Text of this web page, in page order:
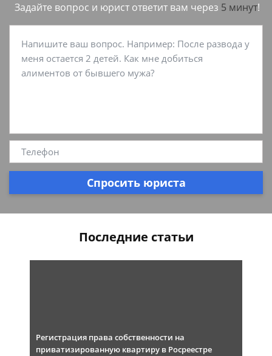
Задайте вопрос и юрист ответит вам через 5 минут!
Спросить юриста
Последние статьи
Регистрация права собственности на
приватизированную квартиру в Росреестре